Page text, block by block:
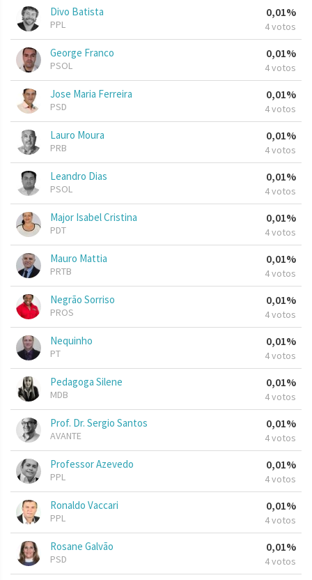
Divo Batista
PPL
0,01%
4 votos
George Franco
PSOL
0,01%
4 votos
Jose Maria Ferreira
PSD
0,01%
4 votos
Lauro Moura
PRB
0,01%
4 votos
Leandro Dias
PSOL
0,01%
4 votos
Major Isabel Cristina
PDT
0,01%
4 votos
Mauro Mattia
PRTB
0,01%
4 votos
Negrão Sorriso
PROS
0,01%
4 votos
Nequinho
PT
0,01%
4 votos
Pedagoga Silene
MDB
0,01%
4 votos
Prof. Dr. Sergio Santos
AVANTE
0,01%
4 votos
Professor Azevedo
PPL
0,01%
4 votos
Ronaldo Vaccari
PPL
0,01%
4 votos
Rosane Galvão
PSD
0,01%
4 votos